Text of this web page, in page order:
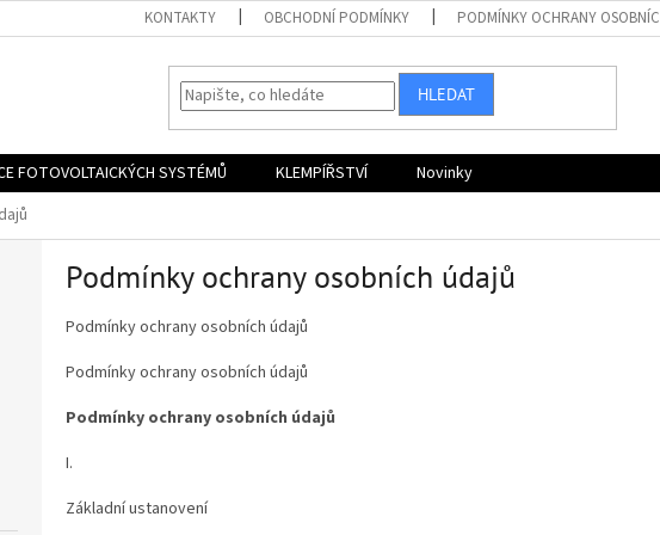
KONTAKTY OBCHODNÍ PODMÍNKY PODMÍNKY OCHRANY
HLEDAT
FOTOVOLTAICKÝCH SYSTÉMŮ KLEMPÍŘSTVÍ
Novinky
Podmínky ochrany osobních údajů
Podmínky ochrany osobních údajů
Podmínky ochrany osobních údajů
Podmínky ochrany osobních údajů
I.
Základní ustanovení